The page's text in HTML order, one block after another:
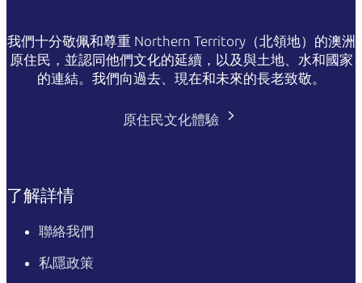
我們十分敬佩和尊重 Northern Territory（北領地）的澳洲
原住民，並認同他們文化的延續，以及與土地、水和國家
的連結。我們向過去、現在和未來的長老致敬。
原住民文化體驗
了解詳情
聯絡我們
私隱政策